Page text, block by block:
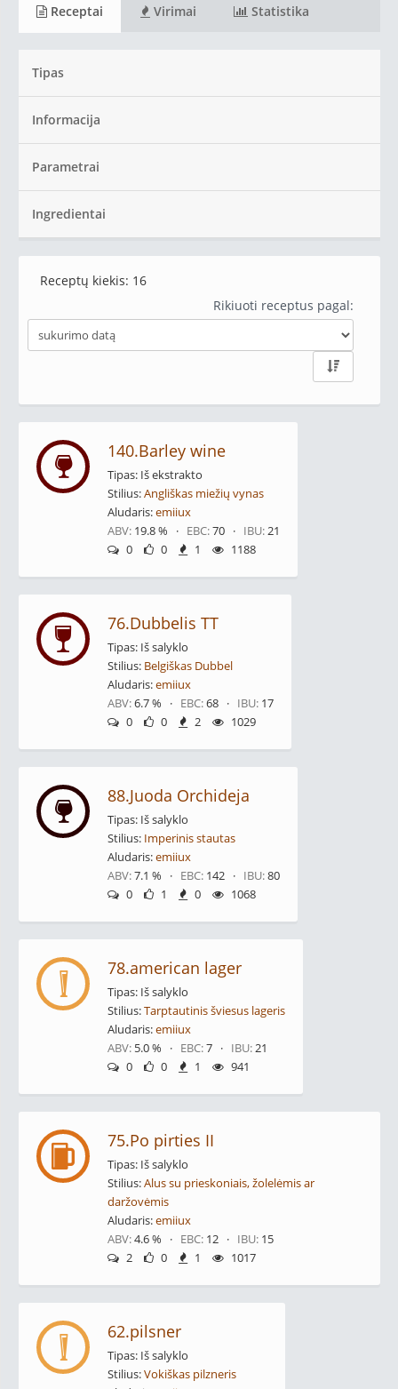
Receptai Virimai Statistika
Tipas
Informacija
Parametrai
Ingredientai
Receptų kiekis: 16
Rikiuoti receptus pagal:
140.Barley wine
Tipas: Iš ekstrakto
Stilius:Angliškas miežių vynas
Aludaris:emiiux
ABV: 19.8 % · EBC:70 · IBU:21
0
0 1 1188
76.Dubbelis TT
Tipas: Iš salyklo
Stilius: Belgiškas Dubbel
Aludaris:emiiux
ABV:6.7 % · EBC:68 · IBU: 17
0
0 2 1029
88.Juoda Orchideja
Tipas: Iš salyklo
Stilius: Imperinis stautas
Aludaris:emiiux
ABV:7.1 % · EBC: 142 · IBU:80
0
1 0 1068
78.american lager
Tipas: Iš salyklo
Stilius:Tarptautinis šviesus lageris
Aludaris:emiiux
ABV: 5.0 % · EBC:7 · IBU:21
0
0 1 941
75.Po pirties II
Tipas: Iš salyklo
Stilius:Alus su prieskoniais, žolelėmis ar
daržovėmis
Aludaris:emiiux
ABV:4.6 % · EBC: 12 · IBU: 15
2
0 1 1017
62.pilsner
Tipas: Iš salyklo
Stilius:Vokiškas pilzneris